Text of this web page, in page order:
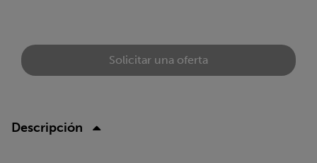
Solicitar una oferta
Descripción